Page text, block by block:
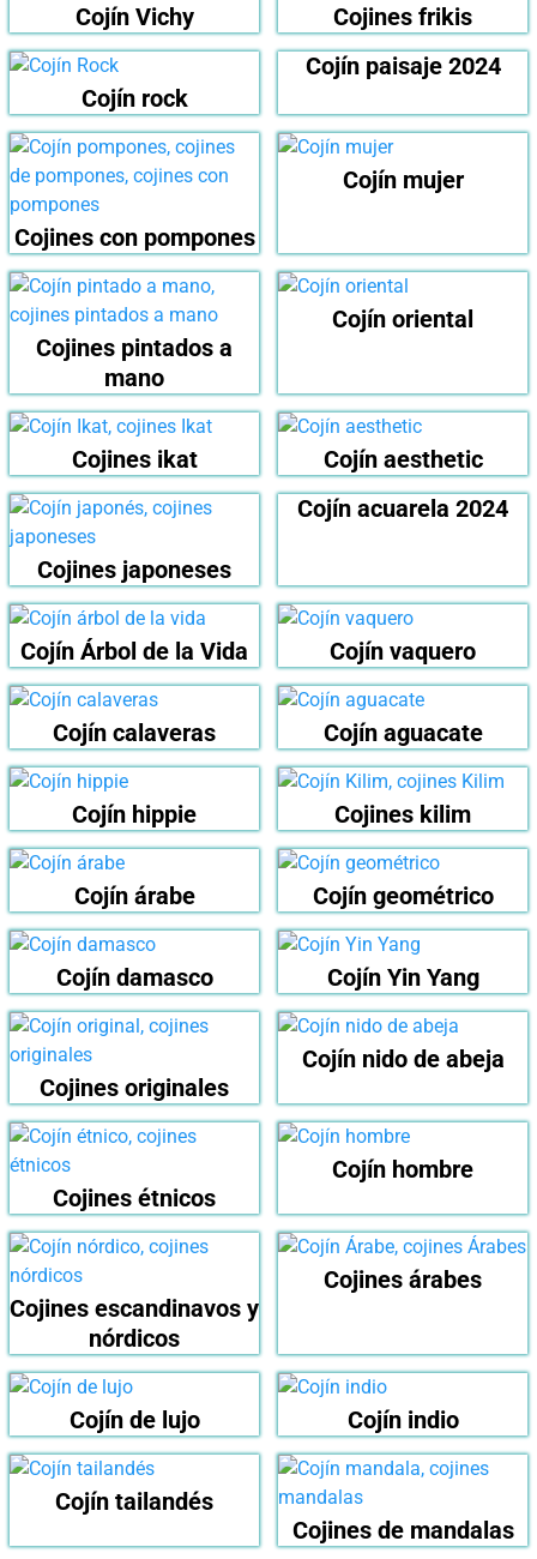
Cojín Vichy Cojines frikis
Cojín rock
Cojín paisaje 2024
Cojines con pompones
Cojín mujer
Cojines pintados a
mano
Cojín oriental
Cojines ikat Cojín aesthetic
Cojines japoneses
Cojín acuarela 2024
Cojín Árbol de la Vida Cojín vaquero
Cojín calaveras Cojín aguacate
Cojín hippie Cojines kilim
Cojín árabe Cojín geométrico
Cojín damasco Cojín Yin Yang
Cojines originales
Cojín nido de abeja
Cojines étnicos
Cojín hombre
Cojines escandinavos y
nórdicos
Cojines árabes
Cojín de lujo Cojín indio
Cojín tailandés
Cojines de mandalas